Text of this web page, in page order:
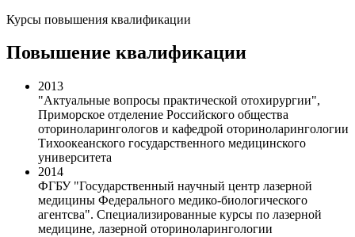
Курсы повышения квалификации
Повышение квалификации
2013
"Актуальные вопросы практической отохирургии",
Приморское отделение Российского общества
оториноларингологов и кафедрой оториноларингологии
Тихоокеанского государственного медицинского
университета
2014
ФГБУ "Государственный научный центр лазерной
медицины Федерального медико-биологического
агентсва". Специализированные курсы по лазерной
медицине, лазерной оториноларингологии